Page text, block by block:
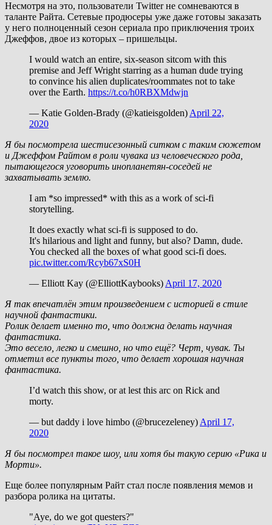
Несмотря на это, пользователи Twitter не сомневаются в
таланте Райта. Сетевые продюсеры уже даже готовы заказать
у него полноценный сезон сериала про приключения троих
Джеффов, двое из которых – пришельцы.
I would watch an entire, six-season sitcom with this
premise and Jeff Wright starring as a human dude trying
to convince his alien duplicates/roommates not to take
over the Earth. https://t.co/h0RBXMdwjn
— Katie Golden-Brady (@katieisgolden) April 22,
2020
Я бы посмотрела шестисезонный ситком с таким сюжетом
и Джеффом Райтом в роли чувака из человеческого рода,
пытающегося уговорить инопланетян-соседей не
захватывать землю.
I am *so impressed* with this as a work of sci-fi
storytelling.
It does exactly what sci-fi is supposed to do.
It's hilarious and light and funny, but also? Damn, dude.
You checked all the boxes of what good sci-fi does.
pic.twitter.com/Rcyb67xS0H
— Elliott Kay (@ElliottKaybooks) April 17, 2020
Я так впечатлён этим произведением с историей в стиле
научной фантастики.
Ролик делает именно то, что должна делать научная
фантастика.
Это весело, легко и смешно, но что ещё? Черт, чувак. Ты
отметил все пункты того, что делает хорошая научная
фантастика.
I’d watch this show, or at lest this arc on Rick and
morty.
— but daddy i love himbo (@brucezeleney) April 17,
2020
Я бы посмотрел такое шоу, или хотя бы такую серию «Рика и
Морти».
Еще более популярным Райт стал после появления мемов и
разбора ролика на цитаты.
"Aye, do we got questers?"